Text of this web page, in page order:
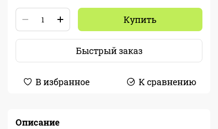
Купить
Быстрый заказ
В избранное К сравнению
Описание